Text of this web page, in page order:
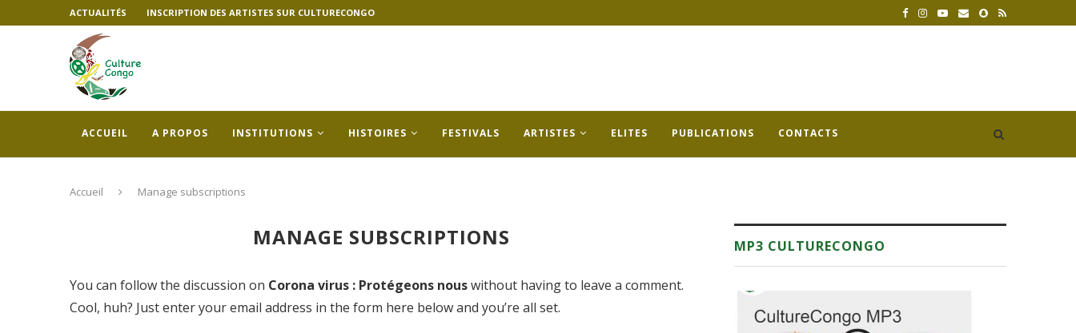
ACTUALITÉS INSCRIPTION DES ARTISTES SUR CULTURECONGO
ACCUEIL A PROPOS INSTITUTIONS HISTOIRES FESTIVALS ARTISTES ELITES PUBLICATIONS CONTACTS
Accueil Manage subscriptions
MANAGE SUBSCRIPTIONS
You can follow the discussion on Corona virus : Protégeons nouswithout having to leave a comment.
Cool, huh? Just enter your email address in the form here below and you’re all set.
MP3 CULTURECONGO